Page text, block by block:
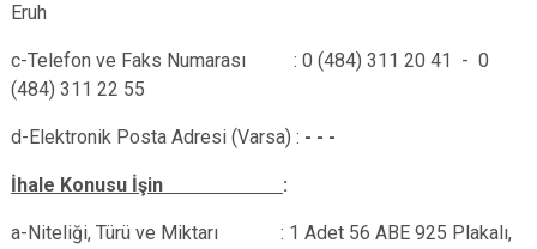
Eruh
c-Telefon ve Faks Numarası : 0 (484) 311 20 41 - 0
(484) 311 22 55
d-Elektronik Posta Adresi (Varsa) : - - -
İhale Konusu İşin :
a-Niteliği, Türü ve Miktarı : 1 Adet 56 ABE 925 Plakalı,